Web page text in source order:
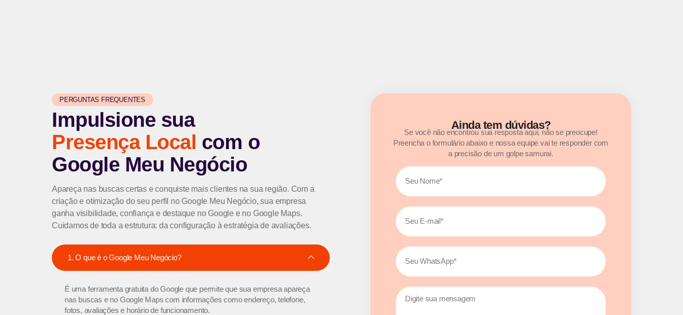
PERGUNTAS FREQUENTES
Impulsione sua
Presença Local com o
Google Meu Negócio
Apareça nas buscas certas e conquiste mais clientes na sua região. Com a
criação e otimização do seu perfil no Google Meu Negócio, sua empresa
ganha visibilidade, confiança e destaque no Google e no Google Maps.
Cuidamos de toda a estrutura: da configuração à estratégia de avaliações.
1. O que é o Google Meu Negócio?
É uma ferramenta gratuita do Google que permite que sua empresa apareça
nas buscas e no Google Maps com informações como endereço, telefone,
fotos, avaliações e horário de funcionamento.
Ainda tem dúvidas?
Se você não encontrou sua resposta aqui, não se preocupe!
Preencha o formulário abaixo e nossa equipe vai te responder com
a precisão de um golpe samurai.